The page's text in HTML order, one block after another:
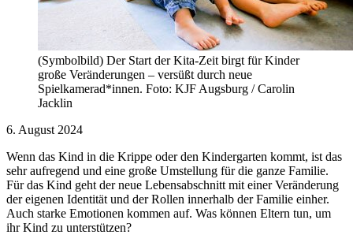
(Symbolbild) Der Start der Kita-Zeit birgt für Kinder
große Veränderungen – versüßt durch neue
Spielkamerad*innen. Foto: KJF Augsburg / Carolin
Jacklin
6. August 2024
Wenn das Kind in die Krippe oder den Kindergarten kommt, ist das
sehr aufregend und eine große Umstellung für die ganze Familie.
Für das Kind geht der neue Lebensabschnitt mit einer Veränderung
der eigenen Identität und der Rollen innerhalb der Familie einher.
Auch starke Emotionen kommen auf. Was können Eltern tun, um
ihr Kind zu unterstützen?